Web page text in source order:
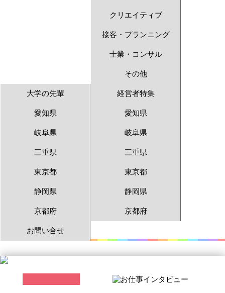
クリエイティブ
接客・プランニング
士業・コンサル
その他
大学の先輩
愛知県
岐阜県
三重県
東京都
静岡県
京都府
経営者特集
愛知県
岐阜県
三重県
東京都
静岡県
京都府
お問い合せ